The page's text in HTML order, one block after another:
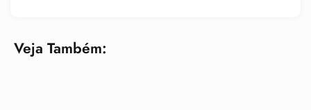
Veja Também: